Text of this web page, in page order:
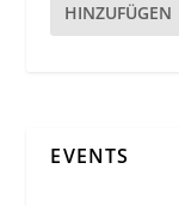
HINZUFÜGEN
EVENTS